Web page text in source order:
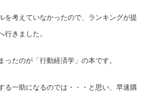
を考えていなかったので、ランキングが提
行きました。
ったのが「行動経済学」の本です。
る一助になるのでは・・・と思い、早速購